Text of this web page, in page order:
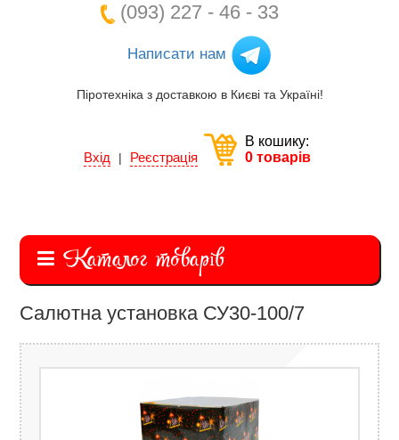
(093) 227 - 46 - 33
Написати нам
Піротехніка з доставкою в Києві та Україні!
Вхід | Реєстрація
В кошику:
0 товарів
Каталог товарів
Салютна установка СУ30-100/7